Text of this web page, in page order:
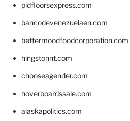
pidfloorsexpress.com
bancodevenezuelaen.com
bettermoodfoodcorporation.com
hingstonnt.com
chooseagender.com
hoverboardssale.com
alaskapolitics.com